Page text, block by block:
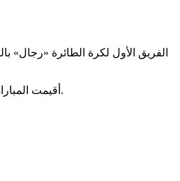
الفريق الأول لكرة الطائرة
أقيمت المباراة على صالة الأمير عبد الله الفيصل بمقر النادي بالجزيرة. وقدم خلالها «رجال طائرة الأهلي» عرضًا قويًّا، ونجح في إنهاء اللقاء لصالحه بنتيجة ثلاثة أشواط نظيفة دون مقابل.